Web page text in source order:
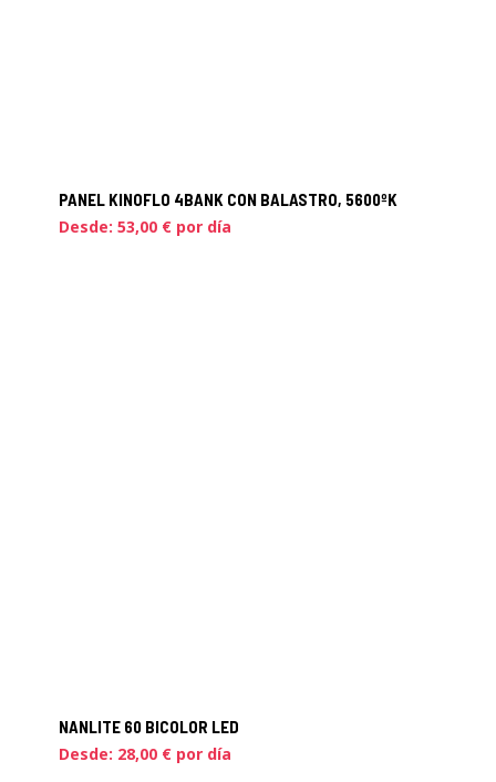
PANEL KINOFLO 4BANK CON BALASTRO, 5600ºK
Desde: 53,00 € por día
NANLITE 60 BICOLOR LED
Desde: 28,00 € por día